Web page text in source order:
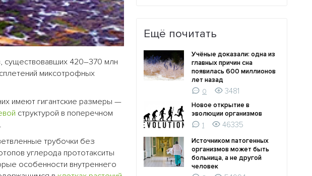
существовавших 420–370 млн
миксотрофных
имеют гигантские размеры —
структурой в поперечном
трубочки без
углерода прототакситы
особенности внутреннего
Ещё почитать
Учёные доказали: одна из
главных причин сна
появилась 600 миллионов
лет назад
0
3481
Новое открытие в
эволюции организмов
1
46335
Источником патогенных
организмов может быть
больница, а не другой
человек